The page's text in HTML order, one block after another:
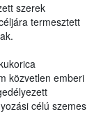
szerek
termesztett
közvetlen emberi
célú szemes